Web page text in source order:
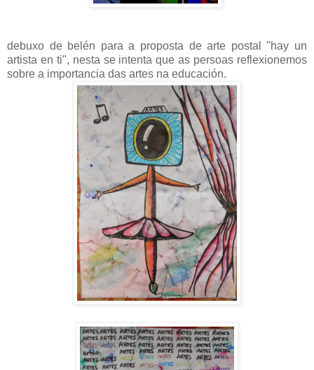
debuxo de belén para a proposta de arte postal "hay un
artista en ti", nesta se intenta que as persoas reflexionemos
sobre a importancia das artes na educación.